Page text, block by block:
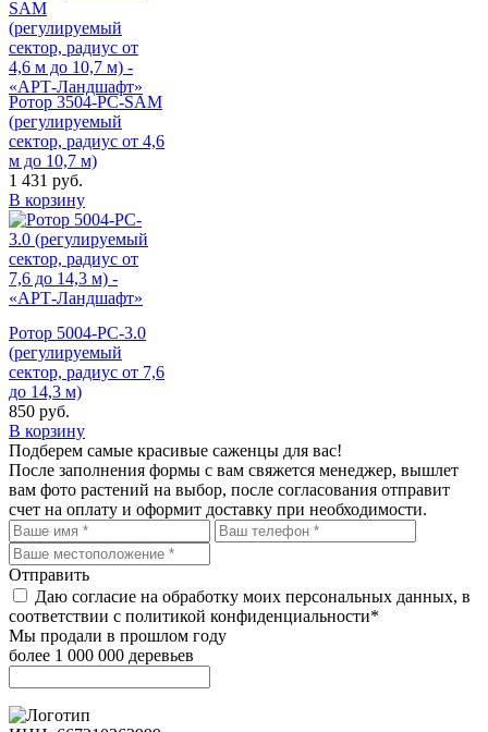
Ротор 3504-PC-SAM
(регулируемый
сектор, радиус от 4,6
м до 10,7 м)
1 431 руб.
В корзину
Ротор 5004-PC-3.0
(регулируемый
сектор, радиус от 7,6
до 14,3 м)
850 руб.
В корзину
Подберем самые красивые саженцы для вас!
После заполнения формы с вам свяжется менеджер, вышлет
вам фото растений на выбор, после согласования отправит
счет на оплату и оформит доставку при необходимости.
Отправить
Даю согласие на обработку моих персональных данных, в
соответствии с политикой конфиденциальности*
Мы продали в прошлом году
более 1 000 000 деревьев